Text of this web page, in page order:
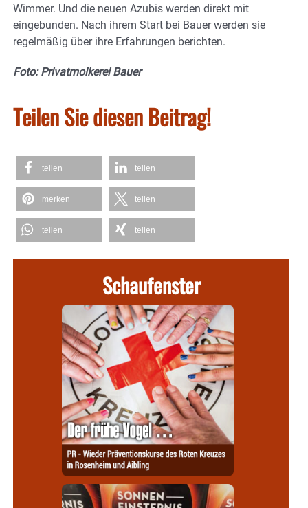
Wimmer. Und die neuen Azubis werden direkt mit
eingebunden. Nach ihrem Start bei Bauer werden sie
regelmäßig über ihre Erfahrungen berichten.
Foto: Privatmolkerei Bauer
Teilen Sie diesen Beitrag!
teilen teilen
merken teilen
teilen teilen
Schaufenster